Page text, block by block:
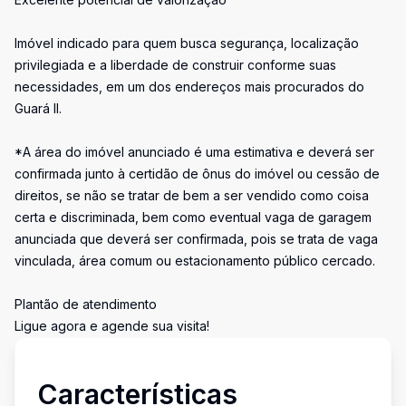
Imóvel indicado para quem busca segurança, localização
privilegiada e a liberdade de construir conforme suas
necessidades, em um dos endereços mais procurados do
Guará II.
*A área do imóvel anunciado é uma estimativa e deverá ser
confirmada junto à certidão de ônus do imóvel ou cessão de
direitos, se não se tratar de bem a ser vendido como coisa
certa e discriminada, bem como eventual vaga de garagem
anunciada que deverá ser confirmada, pois se trata de vaga
vinculada, área comum ou estacionamento público cercado.
Plantão de atendimento
Ligue agora e agende sua visita!
Características